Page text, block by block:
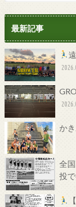
最新記事
か
全
投